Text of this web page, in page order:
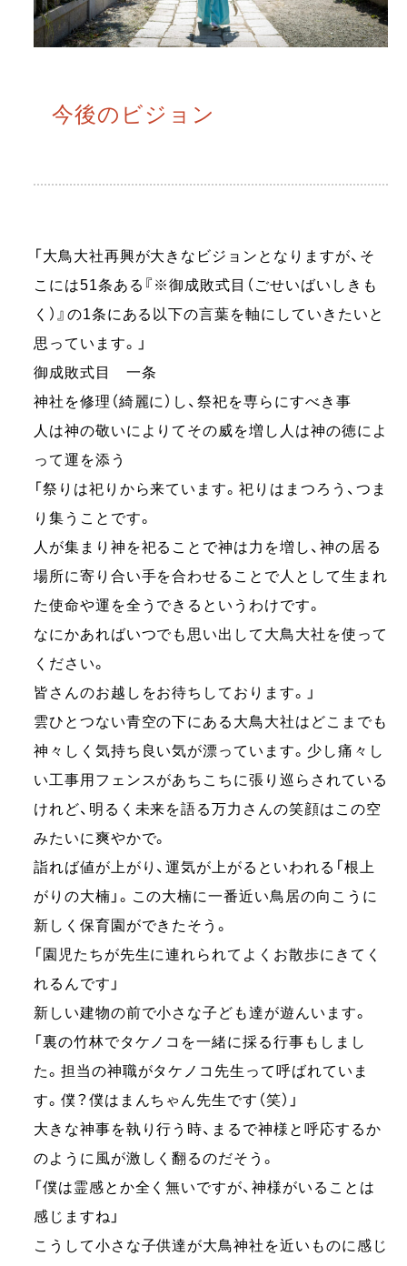
今後のビジョン
「大鳥大社再興が大きなビジョンとなりますが、そ
こには51条ある『※御成敗式目（ごせいばいしきも
く）』の1条にある以下の言葉を軸にしていきたいと
思っています。」
御成敗式目 一条
神社を修理（綺麗に）し、祭祀を専らにすべき事
人は神の敬いによりてその威を増し人は神の徳によ
って運を添う
「祭りは祀りから来ています。祀りはまつろう、つま
り集うことです。
人が集まり神を祀ることで神は力を増し、神の居る
場所に寄り合い手を合わせることで人として生まれ
た使命や運を全うできるというわけです。
なにかあればいつでも思い出して大鳥大社を使って
ください。
皆さんのお越しをお待ちしております。」
雲ひとつない青空の下にある大鳥大社はどこまでも
神々しく気持ち良い気が漂っています。少し痛々し
い工事用フェンスがあちこちに張り巡らされている
けれど、明るく未来を語る万力さんの笑顔はこの空
みたいに爽やかで。
詣れば値が上がり、運気が上がるといわれる「根上
がりの大楠」。この大楠に一番近い鳥居の向こうに
新しく保育園ができたそう。
「園児たちが先生に連れられてよくお散歩にきてく
れるんです」
新しい建物の前で小さな子ども達が遊んいます。
「裏の竹林でタケノコを一緒に採る行事もしまし
た。担当の神職がタケノコ先生って呼ばれていま
す。僕？僕はまんちゃん先生です（笑）」
大きな神事を執り行う時、まるで神様と呼応するか
のように風が激しく翻るのだそう。
「僕は霊感とか全く無いですが、神様がいることは
感じますね」
こうして小さな子供達が大鳥神社を近いものに感じ